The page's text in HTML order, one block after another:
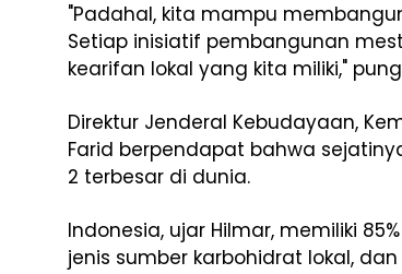
"Padahal, kita mampu
Setiap inisiatif pembangunan
kearifan lokal yang kita miliki,"
Direktur Jenderal Kebudayaan,
Farid berpendapat bahwa
2 terbesar di dunia.
Indonesia, ujar Hilmar, memiliki
jenis sumber karbohidrat lokal,